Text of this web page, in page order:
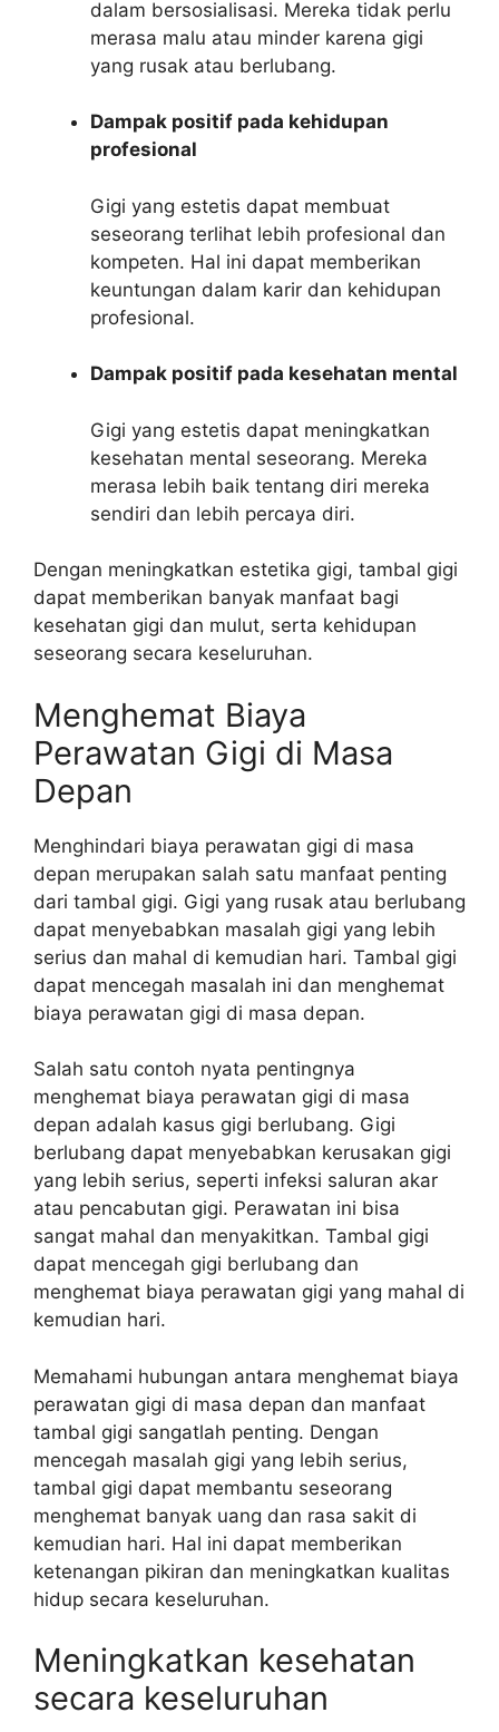
dalam bersosialisasi. Mereka tidak perlu
merasa malu atau minder karena gigi
yang rusak atau berlubang.
Dampak positif pada kehidupan
profesional
Gigi yang estetis dapat membuat
seseorang terlihat lebih profesional dan
kompeten. Hal ini dapat memberikan
keuntungan dalam karir dan kehidupan
profesional.
Dampak positif pada kesehatan mental
Gigi yang estetis dapat meningkatkan
kesehatan mental seseorang. Mereka
merasa lebih baik tentang diri mereka
sendiri dan lebih percaya diri.
Dengan meningkatkan estetika gigi, tambal gigi
dapat memberikan banyak manfaat bagi
kesehatan gigi dan mulut, serta kehidupan
seseorang secara keseluruhan.
Menghemat Biaya
Perawatan Gigi di Masa
Depan
Menghindari biaya perawatan gigi di masa
depan merupakan salah satu manfaat penting
dari tambal gigi. Gigi yang rusak atau berlubang
dapat menyebabkan masalah gigi yang lebih
serius dan mahal di kemudian hari. Tambal gigi
dapat mencegah masalah ini dan menghemat
biaya perawatan gigi di masa depan.
Salah satu contoh nyata pentingnya
menghemat biaya perawatan gigi di masa
depan adalah kasus gigi berlubang. Gigi
berlubang dapat menyebabkan kerusakan gigi
yang lebih serius, seperti infeksi saluran akar
atau pencabutan gigi. Perawatan ini bisa
sangat mahal dan menyakitkan. Tambal gigi
dapat mencegah gigi berlubang dan
menghemat biaya perawatan gigi yang mahal di
kemudian hari.
Memahami hubungan antara menghemat biaya
perawatan gigi di masa depan dan manfaat
tambal gigi sangatlah penting. Dengan
mencegah masalah gigi yang lebih serius,
tambal gigi dapat membantu seseorang
menghemat banyak uang dan rasa sakit di
kemudian hari. Hal ini dapat memberikan
ketenangan pikiran dan meningkatkan kualitas
hidup secara keseluruhan.
Meningkatkan kesehatan
secara keseluruhan